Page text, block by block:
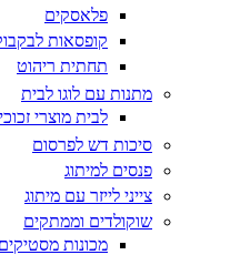
פלאסקים
קופסאות
תחתית ריהוט
מתנות עם לוגו לבית
לבית מוצרי
סיכות דש לפרסום
פנסים למיתוג
צייני לייזר עם מיתוג
שוקולדים וממתקים
מכונות מסטיקים